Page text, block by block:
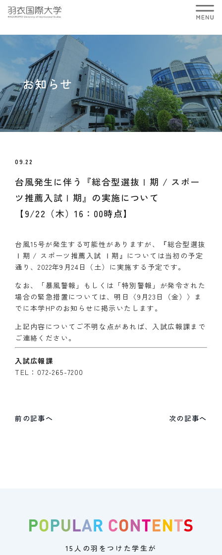
お知らせ
09.22
台風発生に伴う『総合型選抜Ⅰ期 / スポー
ツ推薦入試Ⅰ期』の実施について
【9/22（木）16：00時点】
台風15号が発生する可能性がありますが、『総合型選抜
Ⅰ期 / スポーツ推薦入試 Ⅰ期』については当初の予定
通り、2022年9月24日（土）に実施する予定です。
なお、「暴風警報」もしくは「特別警報」が発令された
場合の緊急措置については、明日〈9月23日（金）〉ま
でに本学HPのお知らせに掲示いたします。
上記内容についてご不明な点があれば、入試広報課まで
ご連絡ください。
入試広報課
TEL：072-265-7200
前の記事へ 次の記事へ
15人の羽をつけた学生が